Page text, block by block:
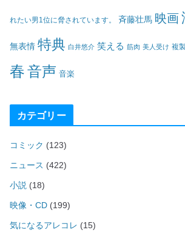
れたい男1位に脅されています。 斉藤壮馬 映画
無表情 特典 白井悠介 笑える 筋肉 美人受け 複
春音声 音楽
カテゴリー
コミック (123)
ニュース (422)
小説 (18)
映像・CD (199)
気になるアレコレ (15)